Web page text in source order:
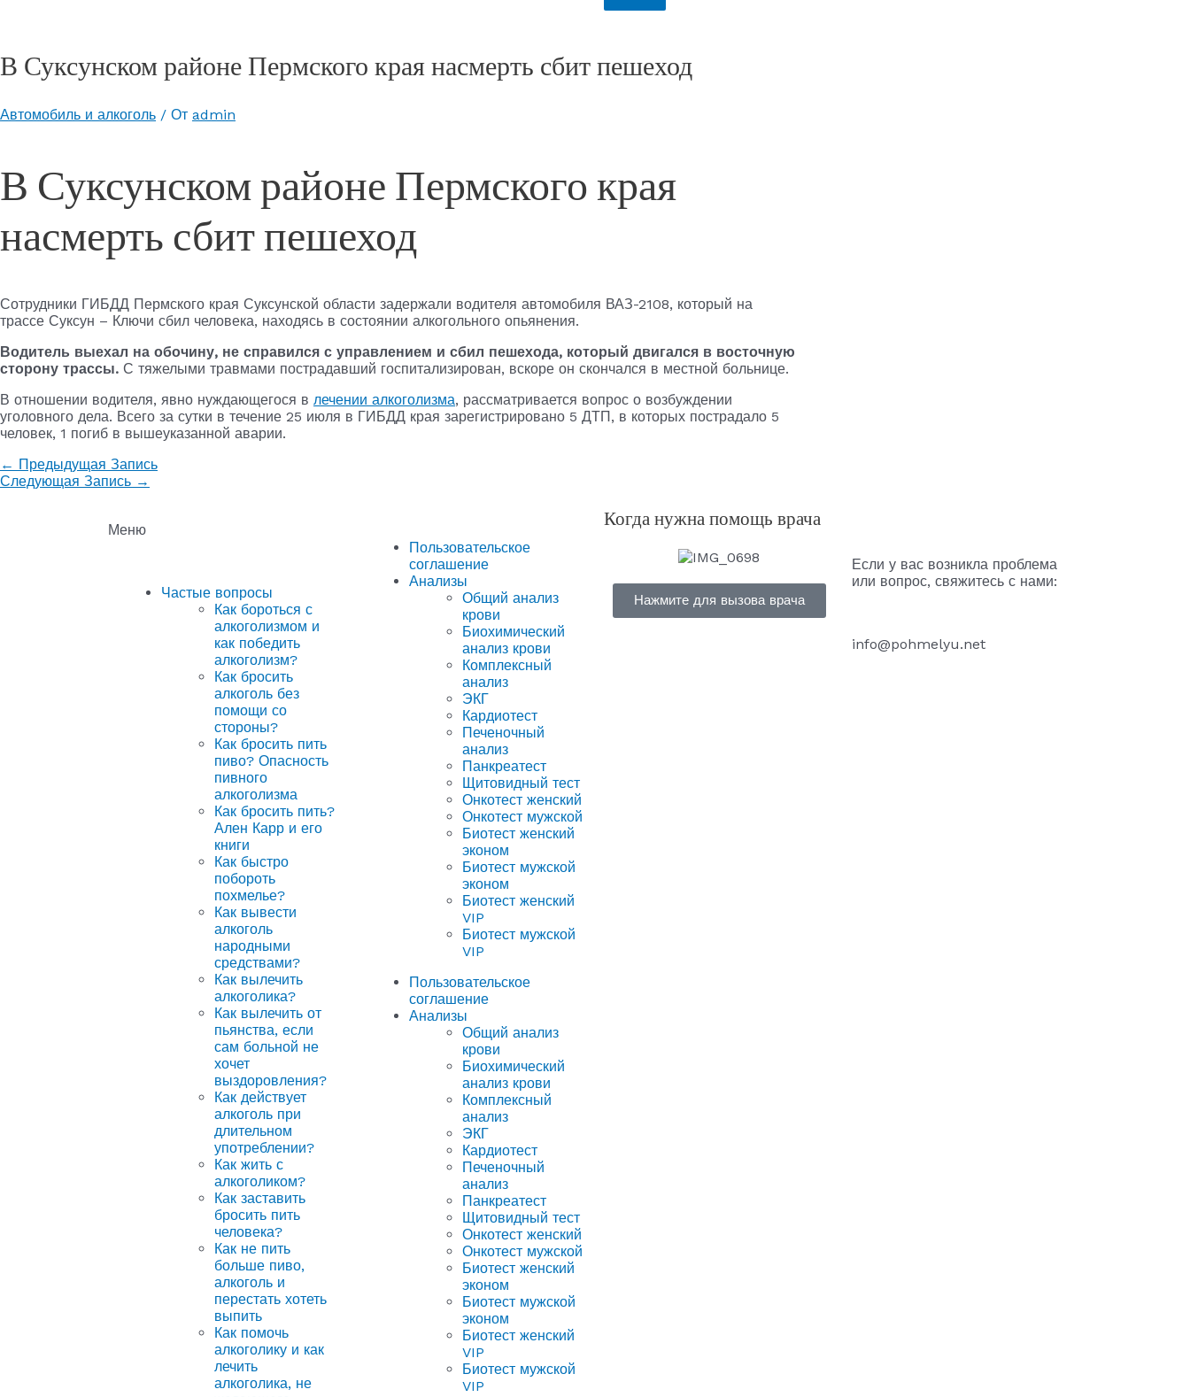
В Суксунском районе Пермского края насмерть сбит пешеход
Автомобиль и алкоголь / От admin
В Суксунском районе Пермского края
насмерть сбит пешеход
Сотрудники ГИБДД Пермского края Суксунской области задержали водителя автомобиля ВАЗ-2108, который на
трассе Суксун – Ключи сбил человека, находясь в состоянии алкогольного опьянения.
Водитель выехал на обочину, не справился с управлением и сбил пешехода, который двигался в восточную
сторону трассы. С тяжелыми травмами пострадавший госпитализирован, вскоре он скончался в местной больнице.
В отношении водителя, явно нуждающегося в лечении алкоголизма, рассматривается вопрос о возбуждении
уголовного дела. Всего за сутки в течение 25 июля в ГИБДД края зарегистрировано 5 ДТП, в которых пострадало 5
человек, 1 погиб в вышеуказанной аварии.
← Предыдущая Запись
Следующая Запись →
Меню
Частые вопросы
Как бороться с
алкоголизмом и
как победить
алкоголизм?
Как бросить
алкоголь без
помощи со
стороны?
Как бросить пить
пиво? Опасность
пивного
алкоголизма
Как бросить пить?
Ален Карр и его
книги
Как быстро
побороть
похмелье?
Как вывести
алкоголь
народными
средствами?
Как вылечить
алкоголика?
Как вылечить от
пьянства, если
сам больной не
хочет
выздоровления?
Как действует
алкоголь при
длительном
употреблении?
Как жить с
алкоголиком?
Как заставить
бросить пить
человека?
Как не пить
больше пиво,
алкоголь и
перестать хотеть
выпить
Как помочь
алкоголику и как
лечить
алкоголика, не
Пользовательское
соглашение
Анализы
Общий анализ
крови
Биохимический
анализ крови
Комплексный
анализ
ЭКГ
Кардиотест
Печеночный
анализ
Панкреатест
Щитовидный тест
Онкотест женский
Онкотест мужской
Биотест женский
эконом
Биотест мужской
эконом
Биотест женский
VIP
Биотест мужской
VIP
Пользовательское
соглашение
Анализы
Общий анализ
крови
Биохимический
анализ крови
Комплексный
анализ
ЭКГ
Кардиотест
Печеночный
анализ
Панкреатест
Щитовидный тест
Онкотест женский
Онкотест мужской
Биотест женский
эконом
Биотест мужской
эконом
Биотест женский
VIP
Биотест мужской
VIP
Когда нужна помощь врача
Нажмите для вызова врача
Если у вас возникла проблема
или вопрос, свяжитесь с нами:
info@pohmelyu.net